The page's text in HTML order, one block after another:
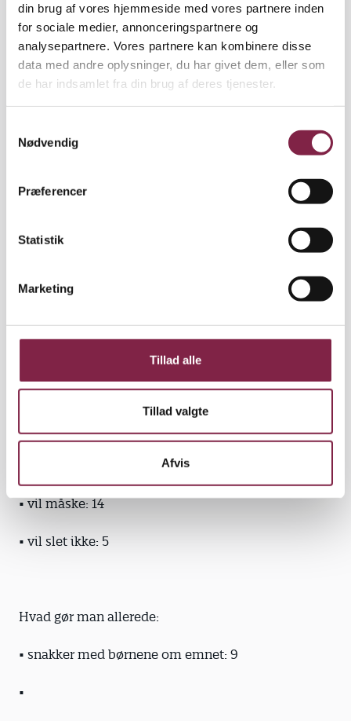
din brug af vores hjemmeside med vores partnere inden
for sociale medier, annonceringspartnere og
analysepartnere. Vores partnere kan kombinere disse
data med andre oplysninger, du har givet dem, eller som
de har indsamlet fra din brug af deres tjenester.
Nødvendig
Præferencer
Statistik
Marketing
Tillad alle
Tillad valgte
Afvis
det kan vi ikke nå at forholde os til. Vi koncentrerer
os om at give børnene gode vaner," siger leder Helle
Høpfner.
aktiviteter om klima og miljø
• gør lidt i dagligdagen:10
Hvordan er viljen til at lave noget (mere) om klima
og miljø med børnene:
• vil måske: 14
• vil slet ikke: 5
Hvad gør man allerede:
• snakker med børnene om emnet: 9
•